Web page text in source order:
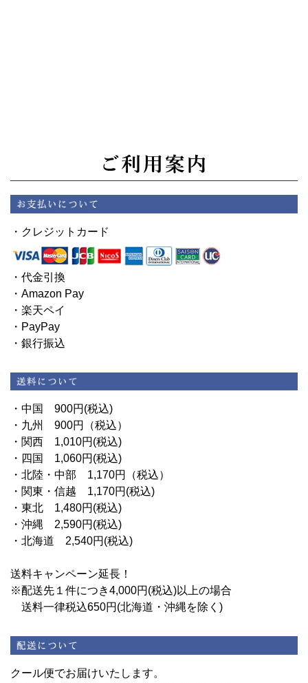
・クレジットカード
・代金引換
・Amazon Pay
・楽天ペイ
・PayPay
・銀行振込
・中国 900円(税込)
・九州 900円（税込）
・関西 1,010円(税込)
・四国 1,060円(税込)
・北陸・中部 1,170円（税込）
・関東・信越 1,170円(税込)
・東北 1,480円(税込)
・沖縄 2,590円(税込)
・北海道 2,540円(税込)
送料キャンペーン延長！
※配送先１件につき4,000円(税込)以上の場合
送料一律税込650円(北海道・沖縄を除く)
クール便でお届けいたします。